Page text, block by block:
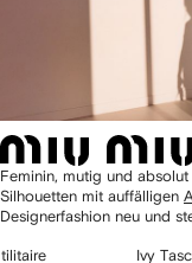
Feminin, mutig und
Silhouetten mit auffälligen
Designerfashion neu und
2
Ivy